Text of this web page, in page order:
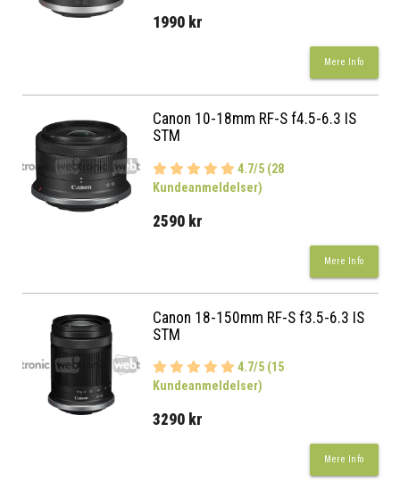
1990 kr
Mere Info
Canon 10-18mm RF-S f4.5-6.3 IS
STM
4.7/5 (28
Kundeanmeldelser)
2590 kr
Mere Info
Canon 18-150mm RF-S f3.5-6.3 IS
STM
4.7/5 (15
Kundeanmeldelser)
3290 kr
Mere Info